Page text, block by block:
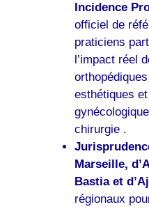
Incidence
officiel de
praticiens
l’impact réel
esthétiques
chirurgie .
Marseille,
Bastia et
régionaux